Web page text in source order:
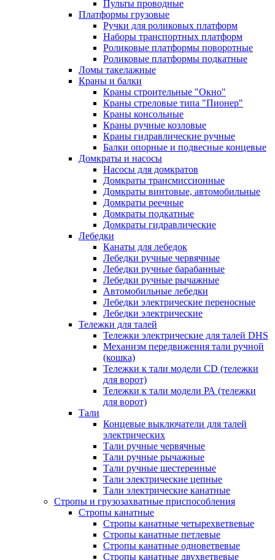
Пульты проводные
Платформы грузовые
Ручки для роликовых платформ
Наборы транспортных платформ
Роликовые платформы поворотные
Роликовые платформы подкатные
Ломы такелажные
Краны и балки
Краны строительные "Окно"
Краны стреловые типа "Пионер"
Краны консольные
Краны ручные козловые
Краны гидравлические ручные
Балки опорные и подвесные концевые
Домкраты и насосы
Насосы для домкратов
Домкраты трансмиссионные
Домкраты винтовые, автомобильные
Домкраты реечные
Домкраты подкатные
Домкраты гидравлические
Лебедки
Канаты для лебедок
Лебедки ручные червячные
Лебедки ручные барабанные
Лебедки ручные рычажные
Автомобильные лебедки
Лебедки электрические переносные
Лебедки электрические
Тележки для талей
Тележки электрические для талей DHS
Механизм передвижения тали ручной
(кошка)
Тележки к тали модели CD (тележки
для ворот)
Тележки к тали модели РА (тележки
для ворот)
Тали
Концевые выключатели для талей
электрических
Тали ручные червячные
Тали ручные рычажные
Тали ручные шестеренные
Тали электрические цепные
Тали электрические канатные
Стропы и грузозахватные приспособления
Стропы канатные
Стропы канатные четырехветвевые
Стропы канатные петлевые
Стропы канатные одноветвевые
Стропы канатные двухветвевые